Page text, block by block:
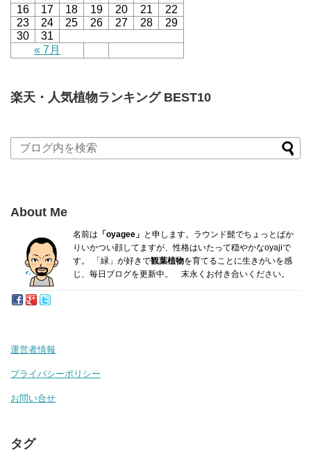
« 7月
16
17 18 19 20 21
22
23
24 25 26 27 28
29
30
31
楽天・人気植物ランキング BEST10
About Me
名前は 「oyagee」 と申します。ラウンド髭でちょっとばか
り いかつい顔してますが、性格はいたって穏やかなoyajiで
す。
「緑」が好きで観葉植物を育てることに生きがいを感
じ、毎日ブログを更新中。 末永くお付き合いください。
運営者情報
プライバシーポリシー
お問い合せ
タグ